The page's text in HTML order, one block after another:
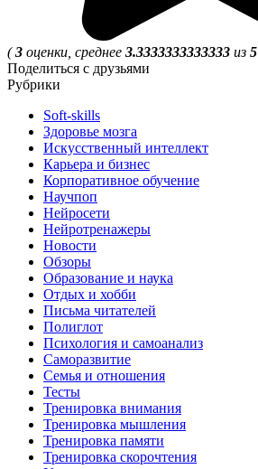
(3 оценки, среднее 3.3333333333333 из 5
Поделиться с друзьями
Рубрики
Soft-skills
Здоровье мозга
Искусственный интеллект
Карьера и бизнес
Корпоративное обучение
Научпоп
Нейросети
Нейротренажеры
Новости
Обзоры
Образование и наука
Отдых и хобби
Письма читателей
Полиглот
Психология и самоанализ
Саморазвитие
Семья и отношения
Тесты
Тренировка внимания
Тренировка мышления
Тренировка памяти
Тренировка скорочтения